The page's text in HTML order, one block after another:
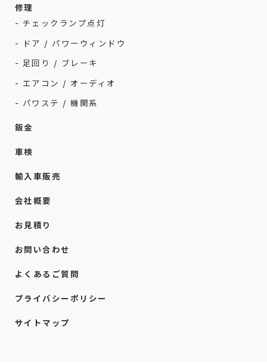
修理
- チェックランプ点灯
- ドア / パワーウィンドウ
- 足回り / ブレーキ
- エアコン / オーディオ
- パワステ / 機関系
鈑金
車検
輸入車販売
会社概要
お見積り
お問い合わせ
よくあるご質問
プライバシーポリシー
サイトマップ